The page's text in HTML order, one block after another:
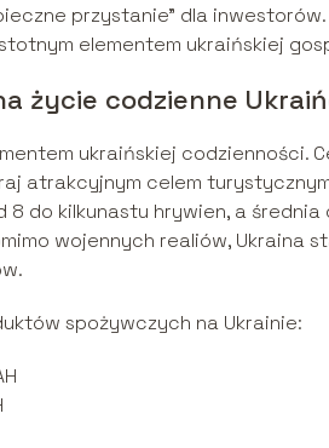
przystanie” dla
elementem ukraińskiej
życie codzienne
ukraińskiej codzienności.
atrakcyjnym celem
8 do kilkunastu hrywien, a
wojennych realiów, Ukraina
spożywczych na Ukrainie: